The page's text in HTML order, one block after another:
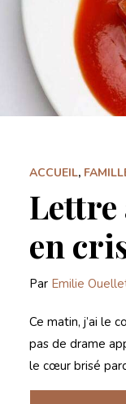
ACCUEIL,
Lettre
en
Par Emilie
Ce matin, j’ai le
pas de drame
le cœur brisé